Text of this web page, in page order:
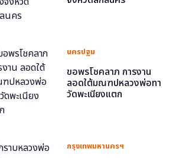
นครปฐม
ขอพรโชคลาภ การงาน
ลอดใต้มณฑปหลวงพ่อทา
วัดพะเนียงแตก
กรุงเทพมหานครฯ